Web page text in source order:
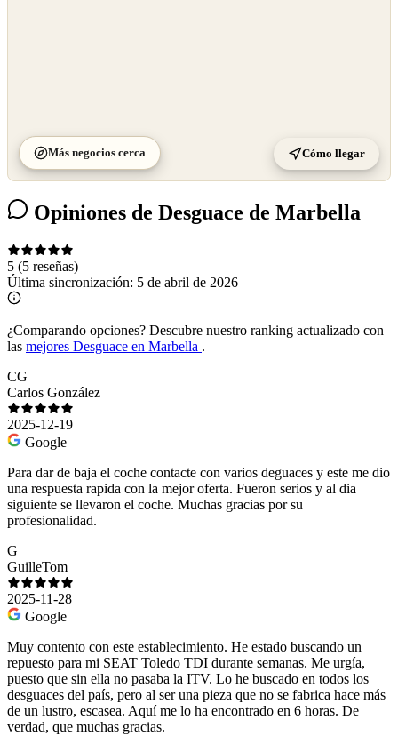
Más negocios cerca Cómo llegar
Opiniones de Desguace de Marbella
5 (5 reseñas)
Última sincronización: 5 de abril de 2026
¿Comparando opciones? Descubre nuestro ranking actualizado con
las mejores Desguace en Marbella .
CG
Carlos González
2025-12-19
Google
Para dar de baja el coche contacte con varios deguaces y este me dio
una respuesta rapida con la mejor oferta. Fueron serios y al dia
siguiente se llevaron el coche. Muchas gracias por su
profesionalidad.
G
GuilleTom
2025-11-28
Google
Muy contento con este establecimiento. He estado buscando un
repuesto para mi SEAT Toledo TDI durante semanas. Me urgía,
puesto que sin ella no pasaba la ITV. Lo he buscado en todos los
desguaces del país, pero al ser una pieza que no se fabrica hace más
de un lustro, escasea. Aquí me lo ha encontrado en 6 horas. De
verdad, que muchas gracias.